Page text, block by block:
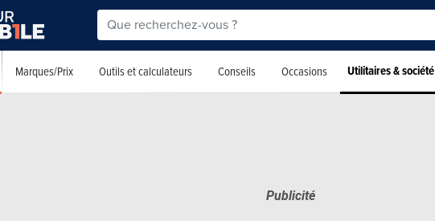
Marques/Prix Outils et calculateurs Conseils Occasions Utilitaires & société